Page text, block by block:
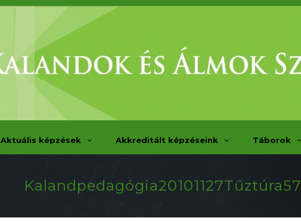
Aktuális képzések Akkreditált képzéseink Táborok
Kalandpedagógia20101127Tűztúra57